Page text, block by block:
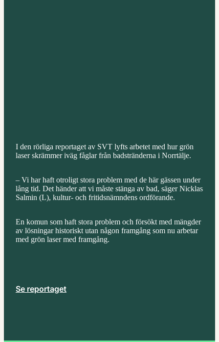
I den rörliga reportaget av SVT lyfts arbetet med hur grön
laser skrämmer iväg fåglar från badstränderna i Norrtälje.
– Vi har haft otroligt stora problem med de här gässen under
lång tid. Det händer att vi måste stänga av bad, säger Nicklas
Salmin (L), kultur- och fritidsnämndens ordförande.
En komun som haft stora problem och försökt med mängder
av lösningar historiskt utan någon framgång som nu arbetar
med grön laser med framgång.
Se reportaget